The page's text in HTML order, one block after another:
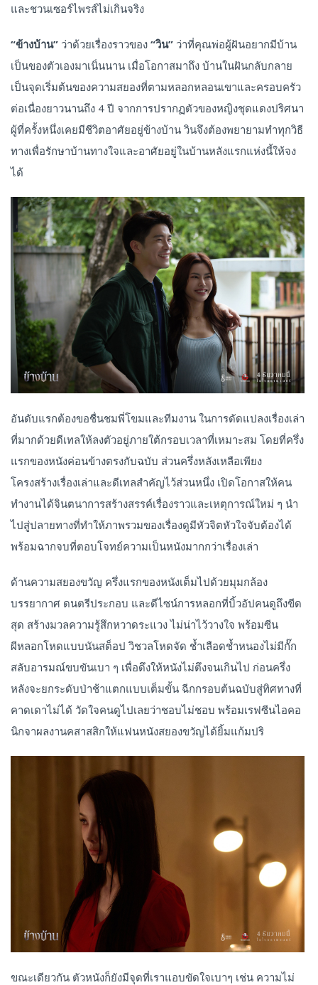
และชวนเซอร์ไพรส์ไม่เกินจริง
“ข้างบ้าน” ว่าด้วยเรื่องราวของ “วิน” ว่าที่คุณพ่อผู้ฝันอยากมีบ้าน
เป็นของตัวเองมาเนิ่นนาน เมื่อโอกาสมาถึง บ้านในฝันกลับกลาย
เป็นจุดเริ่มต้นของความสยองที่ตามหลอกหลอนเขาและครอบครัว
ต่อเนื่องยาวนานถึง 4 ปี จากการปรากฏตัวของหญิงชุดแดงปริศนา
ผู้ที่ครั้งหนึ่งเคยมีชีวิตอาศัยอยู่ข้างบ้าน วินจึงต้องพยายามทำทุกวิธี
ทางเพื่อรักษาบ้านทางใจและอาศัยอยู่ในบ้านหลังแรกแห่งนี้ให้จง
ได้
อันดับแรกต้องขอชื่นชมพี่โขมและทีมงาน ในการดัดแปลงเรื่องเล่า
ที่มากด้วยดีเทลให้ลงตัวอยู่ภายใต้กรอบเวลาที่เหมาะสม โดยที่ครึ่ง
แรกของหนังค่อนข้างตรงกับฉบับ ส่วนครึ่งหลังเหลือเพียง
โครงสร้างเรื่องเล่าและดีเทลสำคัญไว้ส่วนหนึ่ง เปิดโอกาสให้คน
ทำงานได้จินตนาการสร้างสรรค์เรื่องราวและเหตุการณ์ใหม่ ๆ นำ
ไปสู่ปลายทางที่ทำให้ภาพรวมของเรื่องดูมีหัวจิตหัวใจจับต้องได้
พร้อมฉากจบที่ตอบโจทย์ความเป็นหนังมากกว่าเรื่องเล่า
ด้านความสยองขวัญ ครึ่งแรกของหนังเต็มไปด้วยมุมกล้อง
บรรยากาศ ดนตรีประกอบ และดีไซน์การหลอกที่บิ้วอัปคนดูถึงขีด
สุด สร้างมวลความรู้สึกหวาดระแวง ไม่น่าไว้วางใจ พร้อมซีน
ผีหลอกโหดแบบนันสต็อป วิชวลโหดจัด ช้ำเลือดช้ำหนองไม่มีกั๊ก
สลับอารมณ์ขบขันเบา ๆ เพื่อดึงให้หนังไม่ตึงจนเกินไป ก่อนครึ่ง
หลังจะยกระดับป่าช้าแตกแบบเต็มขั้น ฉีกกรอบต้นฉบับสู่ทิศทางที่
คาดเดาไม่ได้ วัดใจคนดูไปเลยว่าชอบไม่ชอบ พร้อมเรฟซีนไอคอ
นิกจาผลงานคสาสสิกให้แฟนหนังสยองขวัญได้ยิ้มแก้มปริ
ขณะเดียวกัน ตัวหนังก็ยังมีจุดที่เราแอบขัดใจเบาๆ เช่น ความไม่